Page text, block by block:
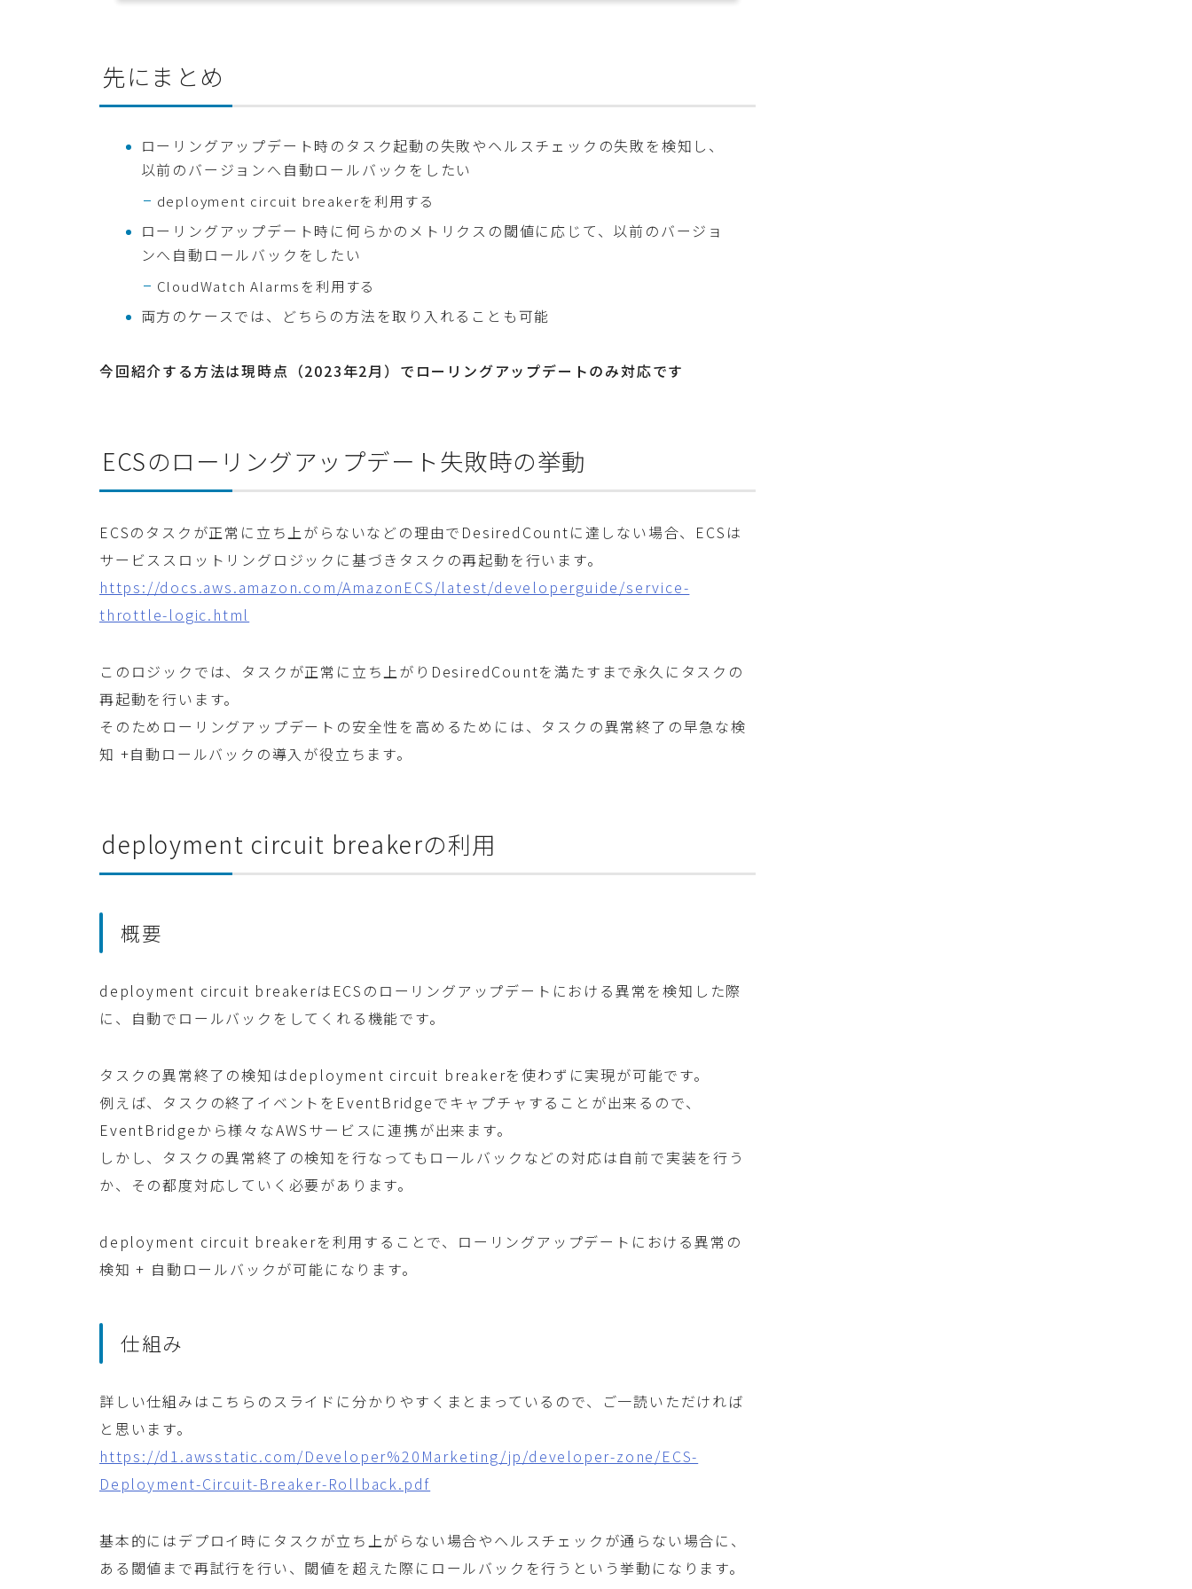
先にまとめ
ローリングアップデート時のタスク起動の失敗やヘルスチェックの失敗を検知し、
以前のバージョンへ自動ロールバックをしたい
deployment circuit breakerを利用する
ローリングアップデート時に何らかのメトリクスの閾値に応じて、以前のバージョ
ンへ自動ロールバックをしたい
CloudWatch Alarmsを利用する
両方のケースでは、どちらの方法を取り入れることも可能
今回紹介する方法は現時点（2023年2月）でローリングアップデートのみ対応です
ECSのローリングアップデート失敗時の挙動
ECSのタスクが正常に立ち上がらないなどの理由でDesiredCountに達しない場合、ECSは
サービススロットリングロジックに基づきタスクの再起動を行います。
https://docs.aws.amazon.com/AmazonECS/latest/developerguide/service-
throttle-logic.html
このロジックでは、タスクが正常に立ち上がりDesiredCountを満たすまで永久にタスクの
再起動を行います。
そのためローリングアップデートの安全性を高めるためには、タスクの異常終了の早急な検
知 +自動ロールバックの導入が役立ちます。
deployment circuit breakerの利用
概要
deployment circuit breakerはECSのローリングアップデートにおける異常を検知した際
に、自動でロールバックをしてくれる機能です。
タスクの異常終了の検知はdeployment circuit breakerを使わずに実現が可能です。
例えば、タスクの終了イベントをEventBridgeでキャプチャすることが出来るので、
EventBridgeから様々なAWSサービスに連携が出来ます。
しかし、タスクの異常終了の検知を行なってもロールバックなどの対応は自前で実装を行う
か、その都度対応していく必要があります。
deployment circuit breakerを利用することで、ローリングアップデートにおける異常の
検知 + 自動ロールバックが可能になります。
仕組み
詳しい仕組みはこちらのスライドに分かりやすくまとまっているので、ご一読いただければ
と思います。
https://d1.awsstatic.com/Developer%20Marketing/jp/developer-zone/ECS-
Deployment-Circuit-Breaker-Rollback.pdf
基本的にはデプロイ時にタスクが立ち上がらない場合やヘルスチェックが通らない場合に、
ある閾値まで再試行を行い、閾値を超えた際にロールバックを行うという挙動になります。